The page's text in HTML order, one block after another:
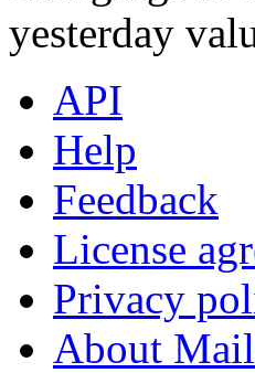
yesterday
API
Help
Feedback
License
Privacy
About